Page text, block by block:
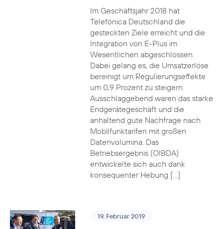
Im Geschäftsjahr 2018 hat
Telefónica Deutschland die
gesteckten Ziele erreicht und die
Integration von E-Plus im
Wesentlichen abgeschlossen.
Dabei gelang es, die Umsatzerlöse
bereinigt um Regulierungseffekte
um 0,9 Prozent zu steigern.
Ausschlaggebend waren das starke
Endgerätegeschäft und die
anhaltend gute Nachfrage nach
Mobilfunktarifen mit großen
Datenvolumina. Das
Betriebsergebnis (OIBDA)
entwickelte sich auch dank
konsequenter Hebung […]
19. Februar 2019